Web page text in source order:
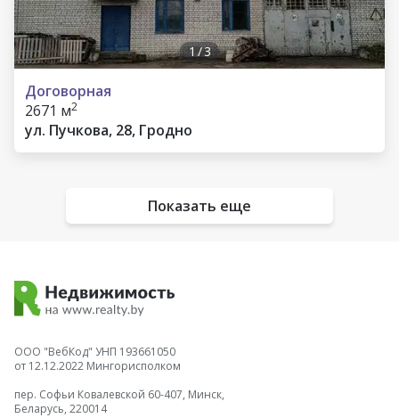
1/3
Договорная
2671 м2
ул. Пучкова, 28, Гродно
Показать еще
ООО "ВебКод" УНП 193661050
от 12.12.2022 Мингорисполком
пер. Софьи Ковалевской 60-407, Минск,
Беларусь, 220014